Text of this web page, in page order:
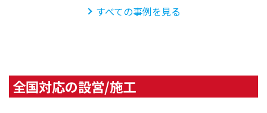
すべての事例を見る
全国対応の設営/施工